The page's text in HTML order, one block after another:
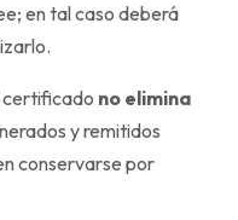
en tal caso deberá
certificado no elimina
y remitidos
conservarse por